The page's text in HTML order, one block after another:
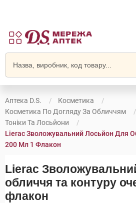
Аптека D.S.
Косметика
Косметика По Догляду За Обличчям
Тоніки Та Лосьйони
Lierac Зволожувальний Лосьйон Для
200 Мл 1 Флакон
Lierac
обличчя та контуру
флакон